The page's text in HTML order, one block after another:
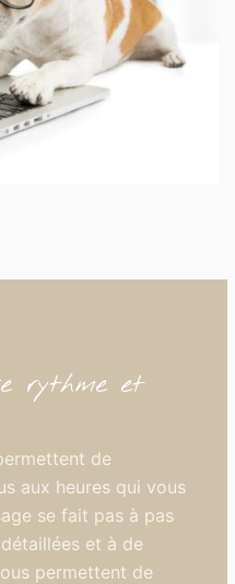
rythme et
de
aux heures qui vous
se fait pas à pas
et à de
permettent de